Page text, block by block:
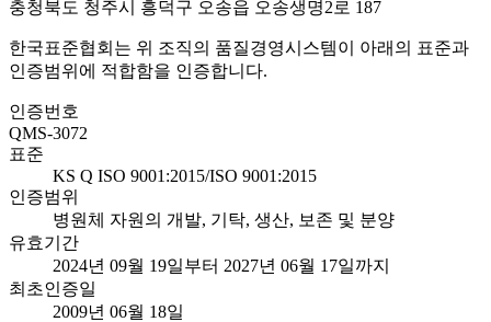
충청북도 청주시 흥덕구 오송읍 오송생명2로 187
한국표준협회는 위 조직의 품질경영시스템이 아래의 표준과
인증범위에 적합함을 인증합니다.
인증번호
QMS-3072
표준
KS Q ISO 9001:2015/ISO 9001:2015
인증범위
병원체 자원의 개발, 기탁, 생산, 보존 및 분양
유효기간
2024년 09월 19일부터 2027년 06월 17일까지
최초인증일
2009년 06월 18일